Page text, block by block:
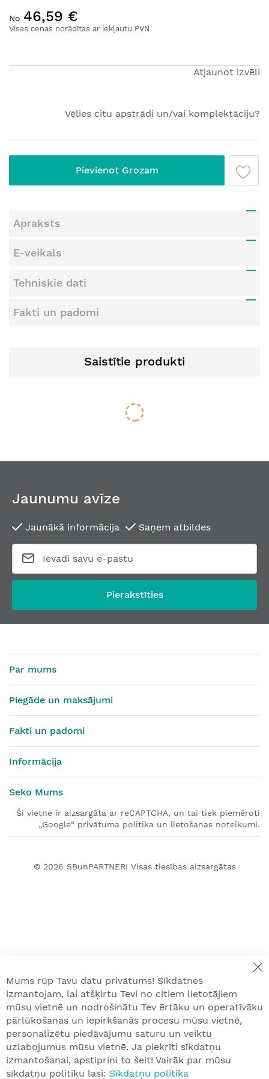
uz
galerijas
Visas cenas norādītas ar iekļautu PVN
No 46,59 €
Atjaunot izvēli
Vēlies citu apstrādi un/vai komplektāciju?
Pievienot Grozam
Apraksts
E-veikals
Tehniskie dati
Fakti un padomi
Saistītie produkti
Slēptās eņģes iekšdurvīm TECTUS TE 340 3D
No 44,77 €
No 451,33 €
Jaunumu avīze
Jaunākā informācija Saņem atbildes
Pierakstīties
Par mums
Piegāde un maksājumi
Fakti un padomi
Informācija
Seko Mums
Šī vietne ir aizsargāta ar reCAPTCHA, un tai tiek piemēroti
„Google“ privātuma politika un lietošanas noteikumi.
© 2026 SBunPARTNERI Visas tiesības aizsargātas
Mums rūp Tavu datu privātums! Sīkdatnes
izmantojam, lai atšķirtu Tevi no citiem lietotājiem
mūsu vietnē un nodrošinātu Tev ērtāku un operatīvāku
pārlūkošanas un iepirkšanās procesu mūsu vietnē,
personalizētu piedāvājumu saturu un veiktu
uzlabojumus mūsu vietnē. Ja piekrīti sīkdatņu
izmantošanai, apstiprini to šeit! Vairāk par mūsu
sīkdatņu politiku lasi: Sīkdatņu politika